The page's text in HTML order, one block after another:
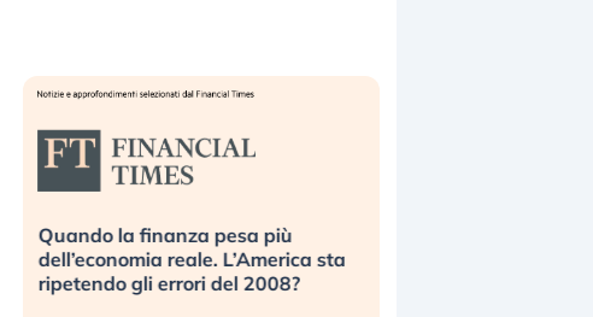
Quando la finanza pesa più
dell’economia reale. L’America sta
ripetendo gli errori del 2008?